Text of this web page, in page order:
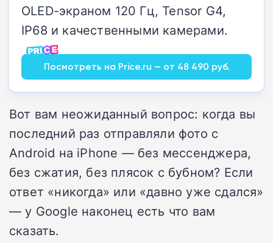
OLED-экраном 120 Гц, Tensor G4,
IP68 и качественными камерами.
Посмотреть на Price.ru — от 48 490 руб.
Вот вам неожиданный вопрос: когда вы
последний раз отправляли фото с
Android на iPhone — без мессенджера,
без сжатия, без плясок с бубном? Если
ответ «никогда» или «давно уже сдался»
— у Google наконец есть что вам
сказать.